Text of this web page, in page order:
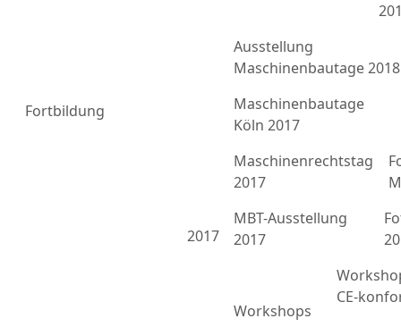
Fortbildung
Ausstellung
Maschinenbautage 2018
2017
Maschinenbautage
Köln 2017
Maschinenrechtstag
2017
MBT-Ausstellung
2017
Workshops
CE-